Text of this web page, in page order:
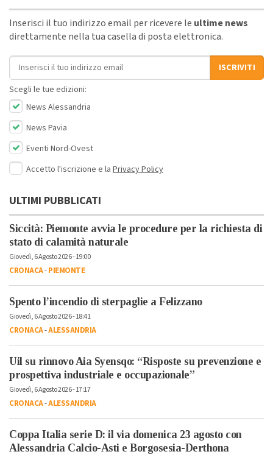
Inserisci il tuo indirizzo email per ricevere le ultime news
direttamente nella tua casella di posta elettronica.
Indirizzo email
ISCRIVITI
Scegli le tue edizioni:
News Alessandria
News Pavia
Eventi Nord-Ovest
Accetto l'iscrizione e la Privacy Policy
ULTIMI PUBBLICATI
Siccità: Piemonte avvia le procedure per la richiesta di
stato di calamità naturale
Giovedì, 6 Agosto 2026 - 19:00
CRONACA-PIEMONTE
Spento l’incendio di sterpaglie a Felizzano
Giovedì, 6 Agosto 2026 - 18:41
CRONACA-ALESSANDRIA
Uil su rinnovo Aia Syensqo: “Risposte su prevenzione e
prospettiva industriale e occupazionale”
Giovedì, 6 Agosto 2026 - 17:17
CRONACA-ALESSANDRIA
Coppa Italia serie D: il via domenica 23 agosto con
Alessandria Calcio-Asti e Borgosesia-Derthona